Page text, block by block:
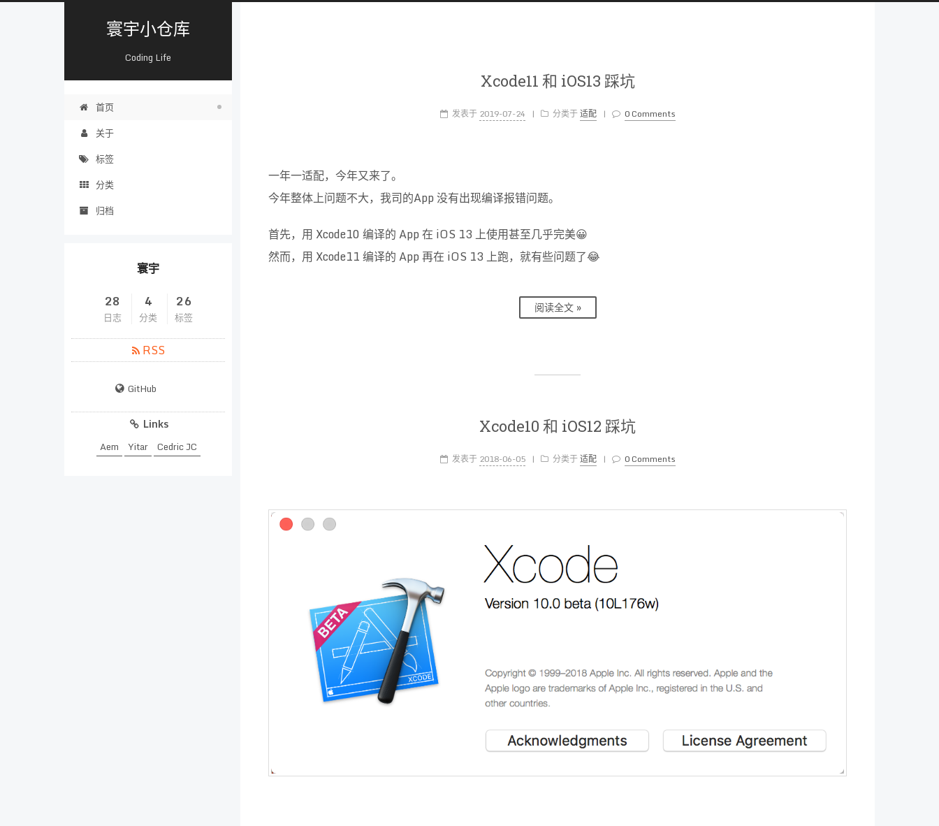
寰宇小仓库
Coding Life
首页
关于
标签
分类
归档
Xcode11 和 iOS13 踩坑
发表于 2019-07-24 | 分类于适配 | 0 Comments
一年一适配，今年又来了。
今年整体上问题不大，我司的App 没有出现编译报错问题。
首先，用 Xcode10 编译的 App 在 iOS 13 上使用甚至几乎完美😀
然而，用 Xcode11 编译的 App 再在 iOS 13 上跑，就有些问题了😂
阅读全文 »
Xcode10 和 iOS12 踩坑
发表于 2018-06-05 | 分类于适配 | 0 Comments
寰宇
28
日志
4
分类
26
标签
RSS
GitHub
Links
Aem Yitar Cedric JC